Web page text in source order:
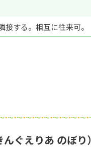
接する。相互に往来可。
ぐえりあ のぼり）